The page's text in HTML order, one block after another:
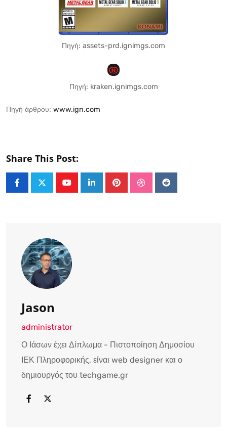
Πηγή: assets-prd.ignimgs.com
Πηγή: kraken.ignimgs.com
Πηγή άρθρου: www.ign.com
Share This Post:
LinkedInPinterestStumbleUpon
Reddit
Jason
administrator
Ο Ιάσων έχει Δίπλωμα - Πιστοποίηση Δημοσίου
ΙΕΚ Πληροφορικής, είναι web designer και ο
δημιουργός του techgame.gr